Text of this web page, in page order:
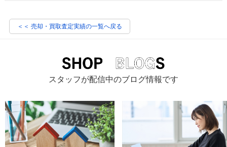
＜＜ 売却・買取査定実績の一覧へ戻る
スタッフが配信中のブログ情報です